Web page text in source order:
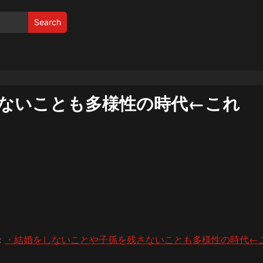
Search
いことも多様性の時代←これ
・結婚をしないことや子孫を残さないことも多様性の時代←